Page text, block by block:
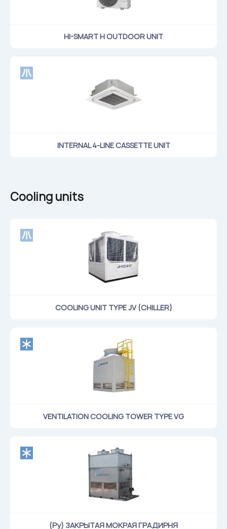
HI-SMART H OUTDOOR UNIT
INTERNAL 4-LINE CASSETTE UNIT
Cooling units
COOLING UNIT TYPE JV (CHILLER)
VENTILATION COOLING TOWER TYPE VG
(Ру) ЗАКРЫТАЯ МОКРАЯ ГРАДИРНЯ